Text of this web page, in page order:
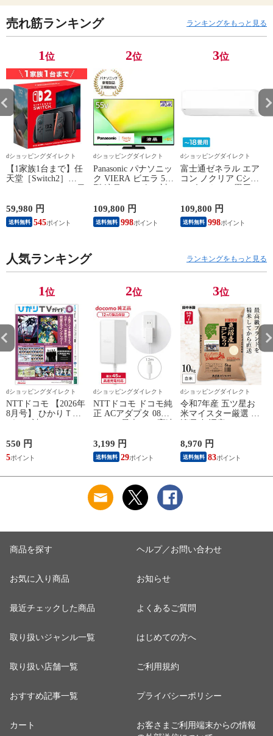
売れ筋ランキング ランキングをもっと見る
1位
dショッピングダイレクト
【1家族1台まで】任
天堂［Switch2］
Nintendo Switch2（日
体 BEE-S-KB6CA
59,980 円
送料無料 545
2位
dショッピングダイレクト
Panasonic パナソニッ
ク VIERA ビエラ 55
型 液晶テレビ 4K対
Youtube Netflix 【配
送のみ 設置なし 軒
先渡し】 ［正規取扱
109,800 円
送料無料 998
3位
dショッピングダイレクト
富士通ゼネラル エア
コン ノクリア Cシリ
ーズ おもに18畳用/
ル【配送のみ 設置な
し 軒先渡し】 AS-
C565S2-W
109,800 円
送料無料 998
人気ランキング ランキングをもっと見る
1位
dショッピングダイレクト
NTTドコモ 【2026年
8月号】 ひかりＴＶ
550 円
5
2位
dショッピングダイレクト
NTTドコモ ドコモ純
正 ACアダプタ 08
iPhone Android
Nintendo Switch スイ
ッチ対応 AMD39027
3,199 円
送料無料 29
3位
dショッピングダイレクト
令和7年産 五ツ星お
米マイスター厳選 新
まとめ買い 田中米穀
精米HACCP認定の高
品質管理 白米 精米
8,970 円
送料無料 83
商品を探す
お気に入り商品
最近チェックした商品
取り扱いジャンル一覧
取り扱い店舗一覧
おすすめ記事一覧
カート
ヘルプ／お問い合わせ
お知らせ
よくあるご質問
はじめての方へ
ご利用規約
プライバシーポリシー
お客さまご利用端末からの情報